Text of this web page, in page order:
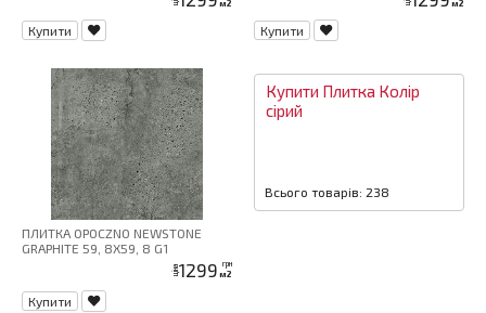
м2
Купити
м2
Купити
ПЛИТКА OPOCZNO NEWSTONE
GRAPHITE 59, 8X59, 8 G1
ціна1299 грн
м2
Купити
Купити Плитка Колір
сірий
Всього товарів: 238